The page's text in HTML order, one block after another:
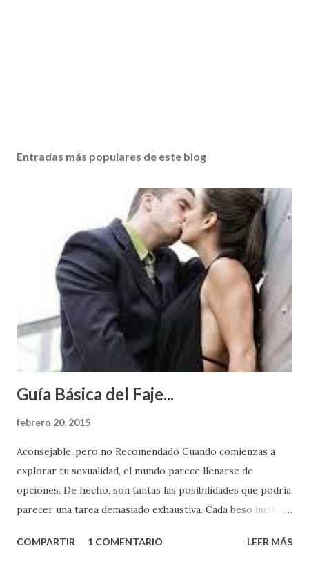
Entradas más populares de este blog
Guía Básica del Faje...
febrero 20, 2015
Aconsejable..pero no Recomendado Cuando comienzas a
explorar tu sexualidad, el mundo parece llenarse de
opciones. De hecho, son tantas las posibilidades que podría
parecer una tarea demasiado exhaustiva. Cada beso incita
partes de ti que jamás hubieras imaginado. El problema es
COMPARTIR 1 COMENTARIO LEER MÁS